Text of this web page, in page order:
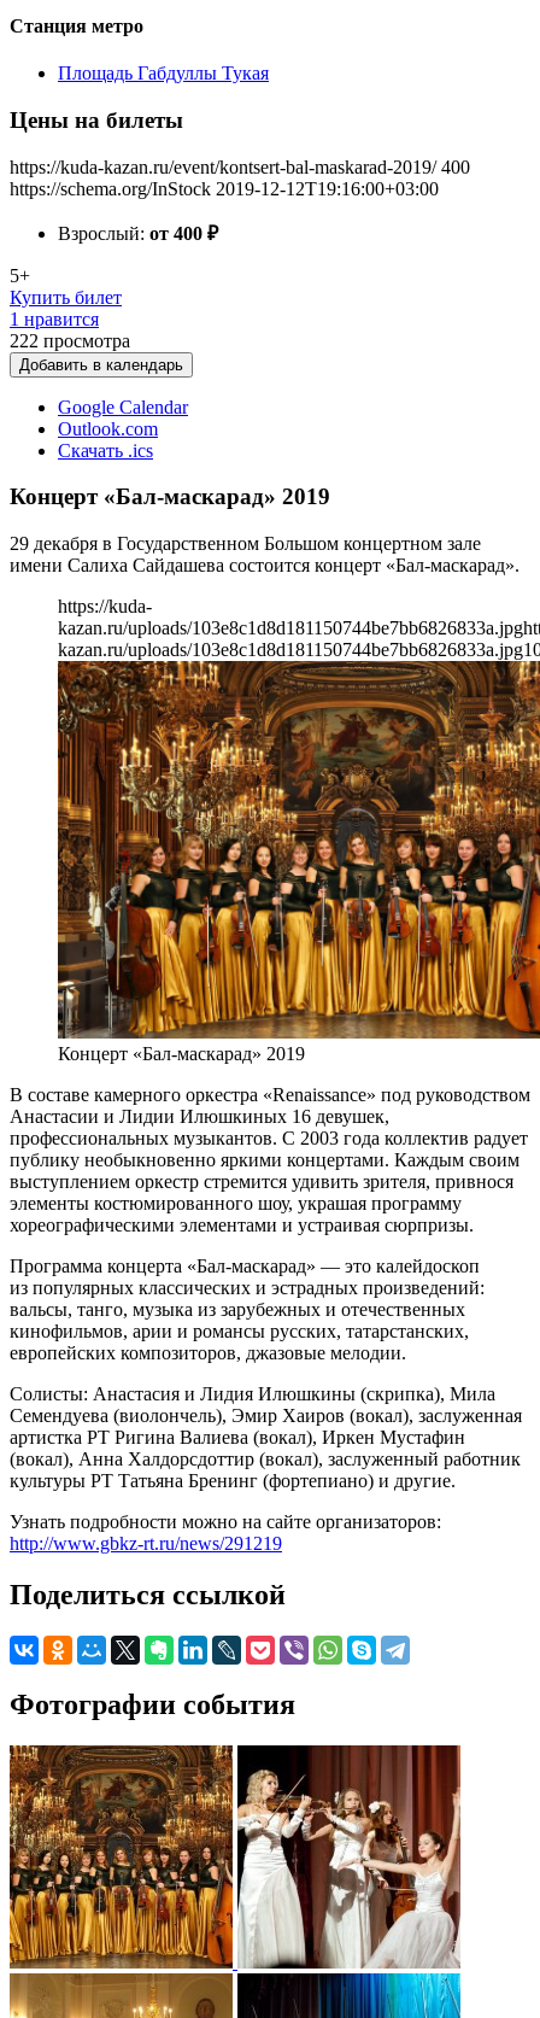
Станция метро
Площадь Габдуллы Тукая
Цены на билеты
https://kuda-kazan.ru/event/kontsert-bal-maskarad-2019/ 400
https://schema.org/InStock 2019-12-12T19:16:00+03:00
Взрослый: от 400 ₽
5+
Купить билет
1 нравится
222 просмотра
Добавить в календарь
Google Calendar
Outlook.com
Скачать .ics
Концерт «Бал-маскарад» 2019
29 декабря в Государственном Большом концертном зале
имени Салиха Сайдашева состоится концерт «Бал-маскарад».
https://kuda-
kazan.ru/uploads/103e8c1d8d181150744be7bb6826833a.jpg
kazan.ru/uploads/103e8c1d8d181150744be7bb6826833a.jpg
Концерт «Бал-маскарад» 2019
В составе камерного оркестра «Renaissance» под руководством
Анастасии и Лидии Илюшкиных 16 девушек,
профессиональных музыкантов. С 2003 года коллектив радует
публику необыкновенно яркими концертами. Каждым своим
выступлением оркестр стремится удивить зрителя, привнося
элементы костюмированного шоу, украшая программу
хореографическими элементами и устраивая сюрпризы.
Программа концерта «Бал-маскарад» — это калейдоскоп
из популярных классических и эстрадных произведений:
вальсы, танго, музыка из зарубежных и отечественных
кинофильмов, арии и романсы русских, татарстанских,
европейских композиторов, джазовые мелодии.
Солисты: Анастасия и Лидия Илюшкины (скрипка), Мила
Семендуева (виолончель), Эмир Хаиров (вокал), заслуженная
артистка РТ Ригина Валиева (вокал), Иркен Мустафин
(вокал), Анна Халдорсдоттир (вокал), заслуженный работник
культуры РТ Татьяна Бренинг (фортепиано) и другие.
Узнать подробности можно на сайте организаторов:
http://www.gbkz-rt.ru/news/291219
Поделиться ссылкой
Фотографии события